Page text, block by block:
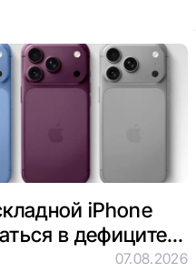
iPhone
в дефиците
07.08.2026